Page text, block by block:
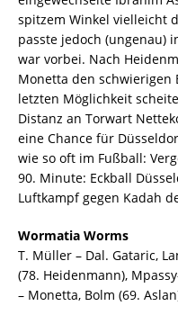
spitzem Winkel vielleicht
passte jedoch (ungenau)
war vorbei. Nach
Monetta den schwierigen
letzten Möglichkeit
Distanz an Torwart
eine Chance für
wie so oft im Fußball:
90. Minute: Eckball
Luftkampf gegen Kadah
Wormatia Worms
T. Müller – Dal. Gataric,
(78. Heidenmann),
– Monetta, Bolm (69.